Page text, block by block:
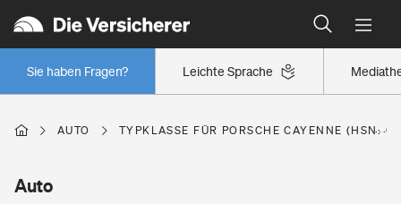
Leichte Sprache
Sie haben Fragen?
Wer versichert was: Jetzt Versicherer finden
Regionalklassen: So ist Ihre Region eingestuft
Wer versichert was: Jetzt Versicherer finden
AUTO TYPKLASSE FÜR PORSCHE CAYENNE (HSN:
Auto